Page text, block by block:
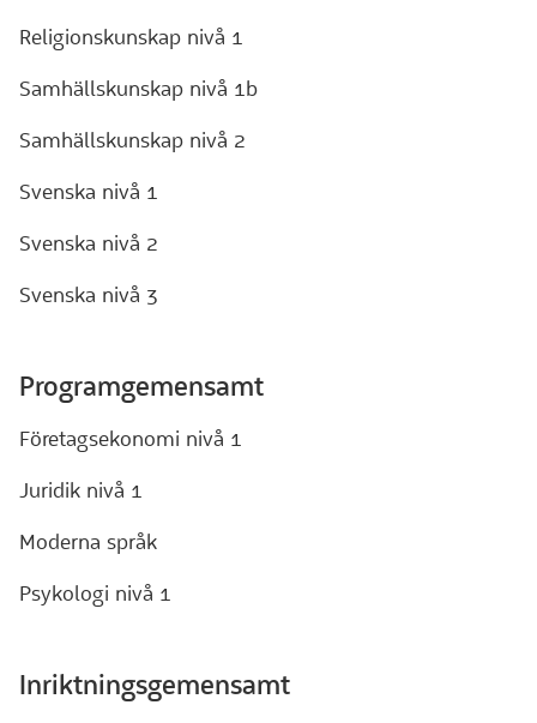
Religionskunskap nivå 1
Samhällskunskap nivå 1b
Samhällskunskap nivå 2
Svenska nivå 1
Svenska nivå 2
Svenska nivå 3
Programgemensamt
Företagsekonomi nivå 1
Juridik nivå 1
Moderna språk
Psykologi nivå 1
Inriktningsgemensamt